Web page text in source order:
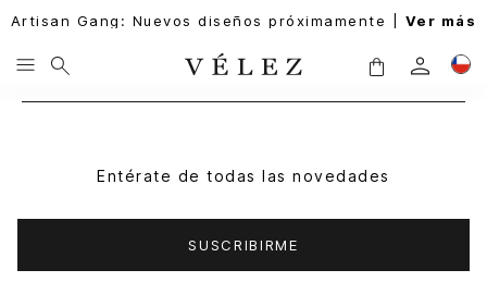
Artisan Gang: Nuevos diseños próximamente | Ver más
Entérate de todas las novedades
SUSCRIBIRME